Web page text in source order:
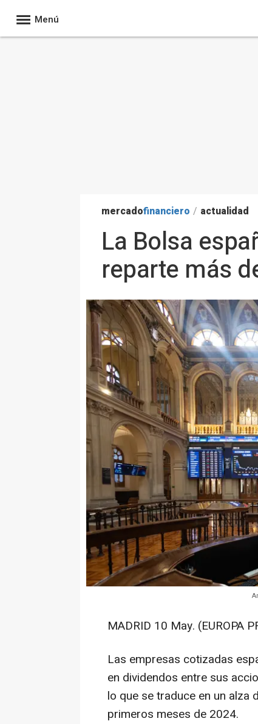
Menú
mercadofinanciero / actualidad
La Bolsa
reparte más
MADRID 10 May. (EUROPA
Las empresas cotizadas
en dividendos entre sus
lo que se traduce en un alza
primeros meses de 2024.